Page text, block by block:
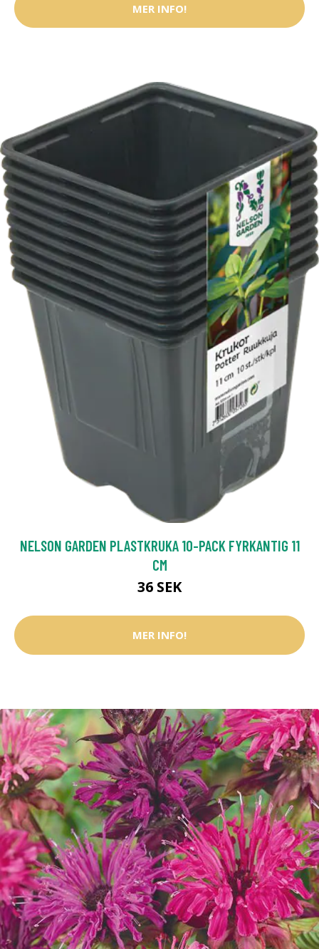
MER INFO!
NELSON GARDEN PLASTKRUKA 10-PACK FYRKANTIG 11
CM
36 SEK
MER INFO!